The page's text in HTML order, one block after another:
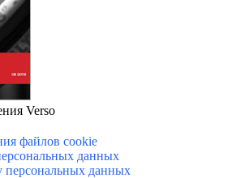
Verso
файлов cookie
данных
персональных данных